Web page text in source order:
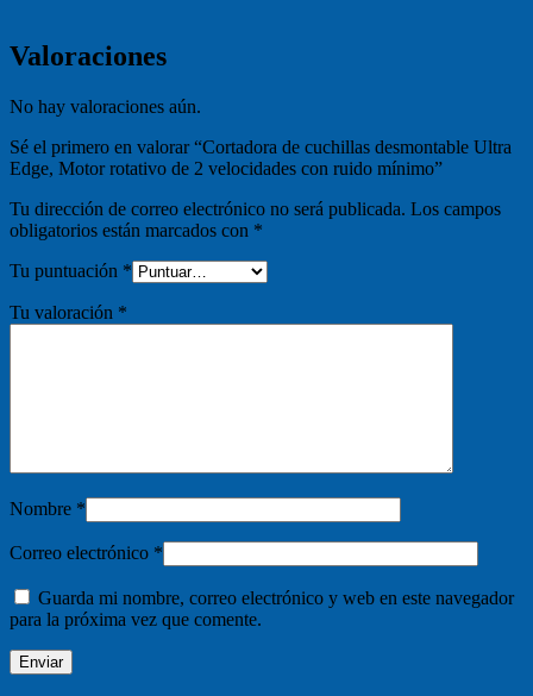
Valoraciones
No hay valoraciones aún.
Sé el primero en valorar “Cortadora de cuchillas desmontable Ultra
Edge, Motor rotativo de 2 velocidades con ruido mínimo”
Tu dirección de correo electrónico no será publicada. Los campos
obligatorios están marcados con *
Tu puntuación *
Tu valoración *
Nombre *
Correo electrónico *
Guarda mi nombre, correo electrónico y web en este navegador
para la próxima vez que comente.